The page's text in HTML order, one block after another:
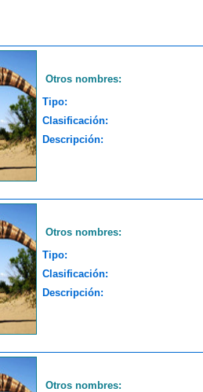
Otros nombres:
Tipo:
Clasificación:
Descripción:
Otros nombres:
Tipo:
Clasificación:
Descripción:
Otros nombres: